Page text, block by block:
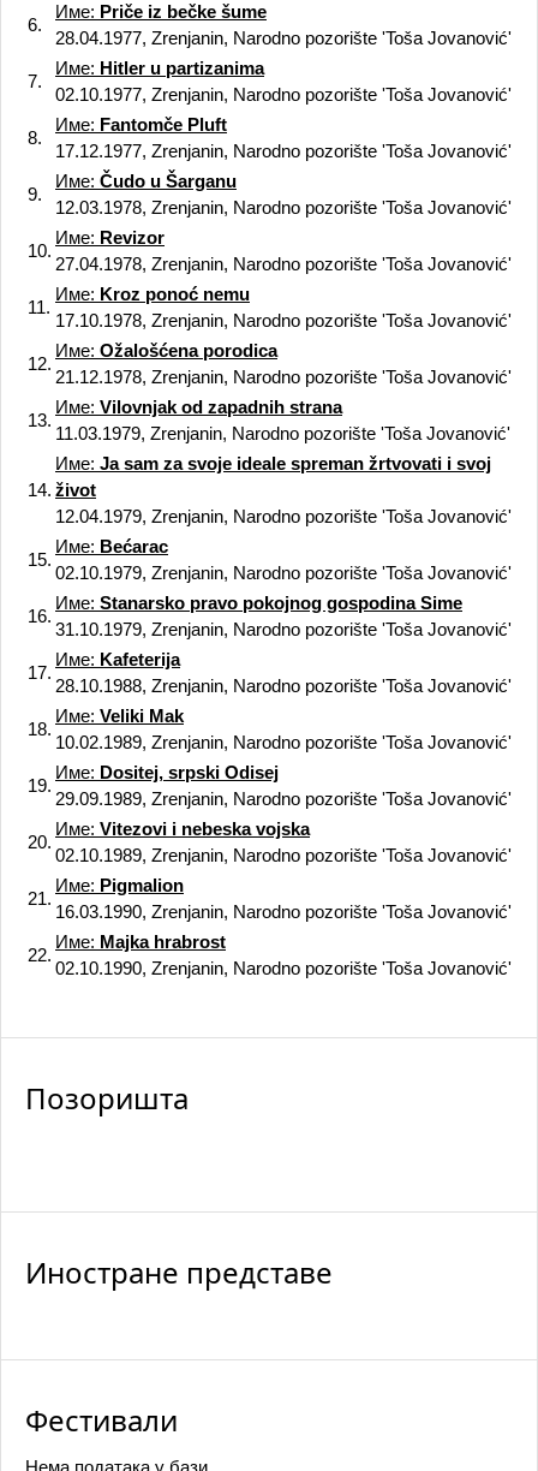
6.
Име: Priče iz bečke šume
28.04.1977, Zrenjanin, Narodno pozorište 'Toša Jovanović'
7.
Име: Hitler u partizanima
02.10.1977, Zrenjanin, Narodno pozorište 'Toša Jovanović'
8.
Име: Fantomče Pluft
17.12.1977, Zrenjanin, Narodno pozorište 'Toša Jovanović'
9.
Име: Čudo u Šarganu
12.03.1978, Zrenjanin, Narodno pozorište 'Toša Jovanović'
10.
Име: Revizor
27.04.1978, Zrenjanin, Narodno pozorište 'Toša Jovanović'
11.
Име: Kroz ponoć nemu
17.10.1978, Zrenjanin, Narodno pozorište 'Toša Jovanović'
12.
Име: Ožalošćena porodica
21.12.1978, Zrenjanin, Narodno pozorište 'Toša Jovanović'
13.
Име: Vilovnjak od zapadnih strana
11.03.1979, Zrenjanin, Narodno pozorište 'Toša Jovanović'
14.
Име: Ja sam za svoje ideale spreman žrtvovati i svoj
život
12.04.1979, Zrenjanin, Narodno pozorište 'Toša Jovanović'
15.
Име: Bećarac
02.10.1979, Zrenjanin, Narodno pozorište 'Toša Jovanović'
16.
Име: Stanarsko pravo pokojnog gospodina Sime
31.10.1979, Zrenjanin, Narodno pozorište 'Toša Jovanović'
17.
Име: Kafeterija
28.10.1988, Zrenjanin, Narodno pozorište 'Toša Jovanović'
18.
Име: Veliki Mak
10.02.1989, Zrenjanin, Narodno pozorište 'Toša Jovanović'
19.
Име: Dositej, srpski Odisej
29.09.1989, Zrenjanin, Narodno pozorište 'Toša Jovanović'
20.
Име: Vitezovi i nebeska vojska
02.10.1989, Zrenjanin, Narodno pozorište 'Toša Jovanović'
21.
Име: Pigmalion
16.03.1990, Zrenjanin, Narodno pozorište 'Toša Jovanović'
22.
Име: Majka hrabrost
02.10.1990, Zrenjanin, Narodno pozorište 'Toša Jovanović'
Позоришта
Иностране представе
Фестивали
Нема података у бази.